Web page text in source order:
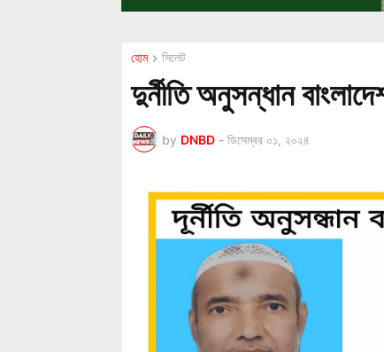
হোম সিলেট
দুর্নীতি অনুসন্ধান
by DNBD - ডিসেম্বর ০১, ২০২৪